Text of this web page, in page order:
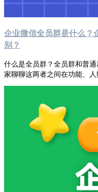
企业微信全员群是什么？
别？
什么是全员群？全员群和普
家聊聊这两者之间在功能、人